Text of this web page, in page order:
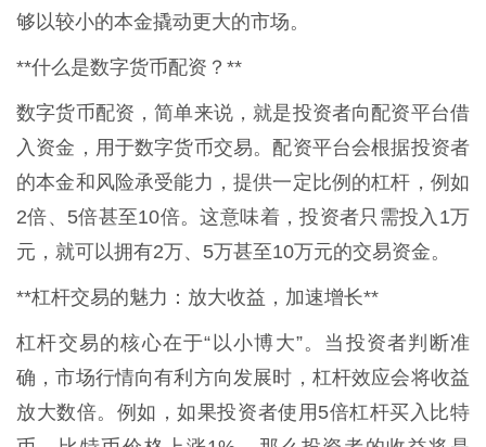
够以较小的本金撬动更大的市场。
**什么是数字货币配资？**
数字货币配资，简单来说，就是投资者向配资平台借
入资金，用于数字货币交易。配资平台会根据投资者
的本金和风险承受能力，提供一定比例的杠杆，例如
2倍、5倍甚至10倍。这意味着，投资者只需投入1万
元，就可以拥有2万、5万甚至10万元的交易资金。
**杠杆交易的魅力：放大收益，加速增长**
杠杆交易的核心在于“以小博大”。当投资者判断准
确，市场行情向有利方向发展时，杠杆效应会将收益
放大数倍。例如，如果投资者使用5倍杠杆买入比特